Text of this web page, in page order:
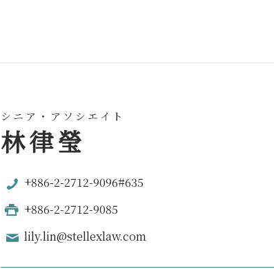
シニア・アソシエイト
林律瑩
+886-2-2712-9096#635
+886-2-2712-9085
lily.lin@stellexlaw.com